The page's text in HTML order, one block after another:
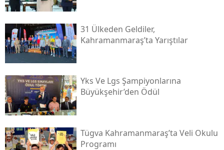
31 Ülkeden Geldiler,
Kahramanmaraş’ta Yarıştılar
Yks Ve Lgs Şampiyonlarına
Büyükşehir’den Ödül
Tügva Kahramanmaraş’ta Veli Okulu
Programı